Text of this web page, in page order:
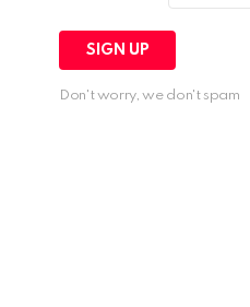
Don't worry, we don't spam